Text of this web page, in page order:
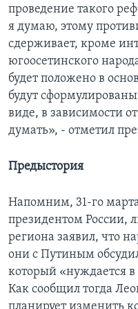
проведение такого
я думаю, этому
сдерживает, кроме
югоосетинского
будет положено в
будут
виде, в зависимости
думать», - отметил
Предыстория
Напомним, 31-го
президентом России,
региона заявил, что
они с Путиным
который «нуждается
Как сообщил тогда